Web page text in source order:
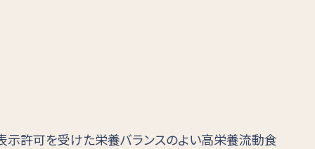
示許可を受けた栄養バランスのよい高栄養流動食